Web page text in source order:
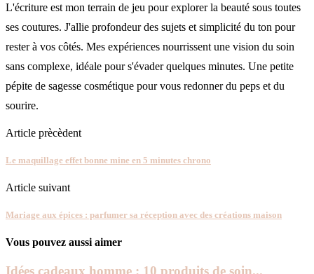
L'écriture est mon terrain de jeu pour explorer la beauté sous toutes
ses coutures. J'allie profondeur des sujets et simplicité du ton pour
rester à vos côtés. Mes expériences nourrissent une vision du soin
sans complexe, idéale pour s'évader quelques minutes. Une petite
pépite de sagesse cosmétique pour vous redonner du peps et du
sourire.
Article prècèdent
Le maquillage effet bonne mine en 5 minutes chrono
Article suivant
Mariage aux épices : parfumer sa réception avec des créations maison
Vous pouvez aussi aimer